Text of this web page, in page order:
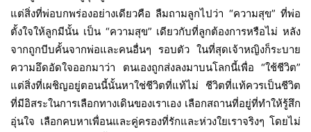
แต่สิ่งที่พ่อบกพร่องอย่างเดียวคือ ลืมถามลูกไปว่า “ความสุข” ที่พ่อ
ตั้งใจให้ลูกมีนั้น เป็น “ความสุข” เดียวกับที่ลูกต้องการหรือไม่ หลัง
จากถูกบีบคั้นจากพ่อและคนอื่นๆ รอบตัว ในที่สุดเจ้าหญิงก็ระบาย
ความอึดอัดใจออกมาว่า ตนเองถูกส่งลงมาบนโลกนี้เพื่อ “ใช้ชีวิต”
แต่สิ่งที่เผชิญอยู่ตอนนี้นั้นหาใช่ชีวิตที่แท้ไม่ ชีวิตที่แท้ควรเป็นชีวิต
ที่มีอิสระในการเลือกทางเดินของเราเอง เลือกสถานที่อยู่ที่ทำให้รู้สึก
อุ่นใจ เลือกคบหาเพื่อนและคู่ครองที่รักและห่วงใยเราจริงๆ โดยไม่